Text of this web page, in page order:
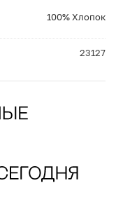
100% Хлопок
23127